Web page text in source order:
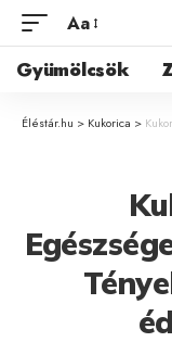
Aa
Gyümölcsök
Éléstár.hu > Kukorica >